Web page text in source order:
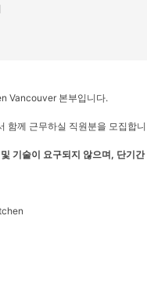
Vancouver 본부입니다.
함께 근무하실 직원분을 모집합
기술이 요구되지 않으며, 단기